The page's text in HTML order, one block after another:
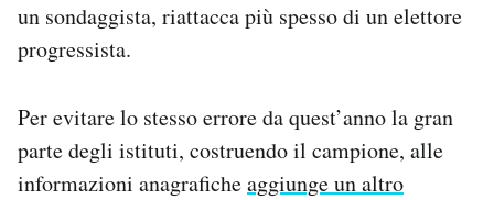
un sondaggista, riattacca più spesso di un elettore
progressista.
Per evitare lo stesso errore da quest’anno la gran
parte degli istituti, costruendo il campione, alle
informazioni anagraficheaggiunge un altro